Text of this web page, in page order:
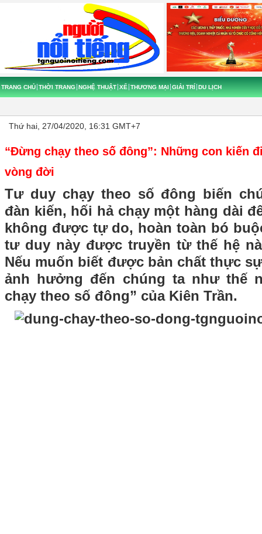
TRANG CHỦ THỜI TRANG NGHỆ THUẬT XẾ THƯƠNG MẠI GIẢI TRÍ DU LỊCH
Thứ hai, 27/04/2020, 16:31 GMT+7
“Đừng chạy theo số đông”: Những con kiến
vòng đời
Tư duy chạy theo số đông biến
đàn kiến, hối hả chạy một hàng dài
không được tự do, hoàn toàn bó
tư duy này được truyền từ thế hệ
Nếu muốn biết được bản chất thực
ảnh hưởng đến chúng ta như thế
chạy theo số đông” của Kiên Trần.